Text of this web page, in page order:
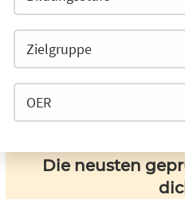
Die neusten